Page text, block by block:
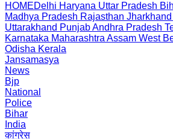
HOMEDelhi Haryana Uttar Pradesh
Madhya Pradesh Rajasthan Jharkhand
Uttarakhand PunjabAndhra Pradesh
Karnataka Maharashtra Assam West
Odisha Kerala
Jansamasya
News
Bjp
National
Police
Bihar
India
कांग्रेस